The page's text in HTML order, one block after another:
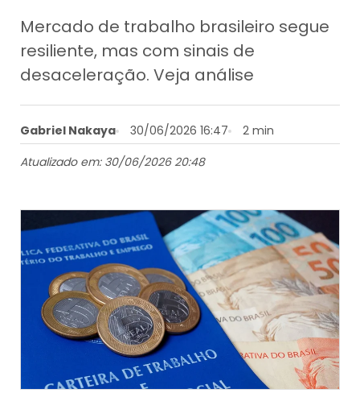
Mercado de trabalho brasileiro segue
resiliente, mas com sinais de
desaceleração. Veja análise
Gabriel Nakaya 30/06/2026 16:47
2 min
Atualizado em: 30/06/2026 20:48